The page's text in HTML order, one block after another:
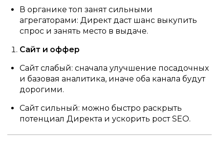
В органике топ занят сильными
агрегаторами: Директ даст шанс выкупить
спрос и занять место в выдаче.
Сайт и оффер
Сайт слабый: сначала улучшение посадочных
и базовая аналитика, иначе оба канала будут
дорогими.
Сайт сильный: можно быстро раскрыть
потенциал Директа и ускорить рост SEO.